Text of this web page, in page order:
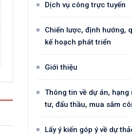
Dịch vụ công trực tuyến
Chiến lược, định hướng,
kế hoạch phát triển
Giới thiệu
Thông tin về dự án, hạng
tư, đấu thầu, mua sắm
Lấy ý kiến góp ý về dự